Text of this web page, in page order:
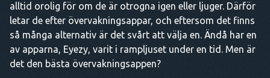
alltid orolig för om de är otrogna igen eller ljuger. Därför
letar de efter övervakningsappar, och eftersom det finns
så många alternativ är det svårt att välja en. Ändå har en
av apparna, Eyezy, varit i rampljuset under en tid. Men är
det den bästa övervakningsappen?